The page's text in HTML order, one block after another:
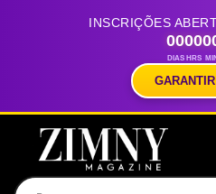
INSCRIÇÕES
00
DIAS
00
HRS